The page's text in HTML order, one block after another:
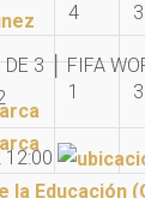
4 3
1 3
3 │ FIFA
la Educación